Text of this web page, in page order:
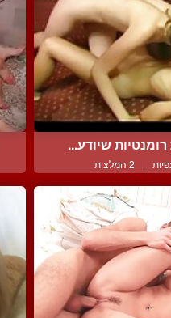
רומנטיות שיודע...
| 2 המלצות